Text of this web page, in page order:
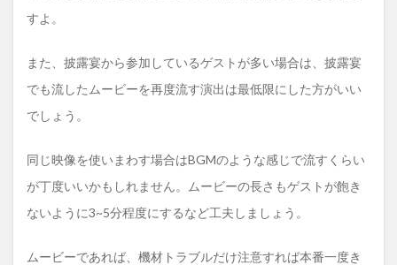
すよ。
また、披露宴から参加しているゲストが多い場合は、披露宴
でも流したムービーを再度流す演出は最低限にした方がいい
でしょう。
同じ映像を使いまわす場合はBGMのような感じで流すくらい
が丁度いいかもしれません。ムービーの長さもゲストが飽き
ないように3~5分程度にするなど工夫しましょう。
ムービーであれば、機材トラブルだけ注意すれば本番一度き